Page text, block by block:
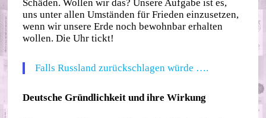
Schäden. Wollen wir das? Unsere Aufgabe ist es,
uns unter allen Umständen für Frieden einzusetzen,
wenn wir unsere Erde noch bewohnbar erhalten
wollen. Die Uhr tickt!
Falls Russland zurückschlagen würde ….
Deutsche Gründlichkeit und ihre Wirkung